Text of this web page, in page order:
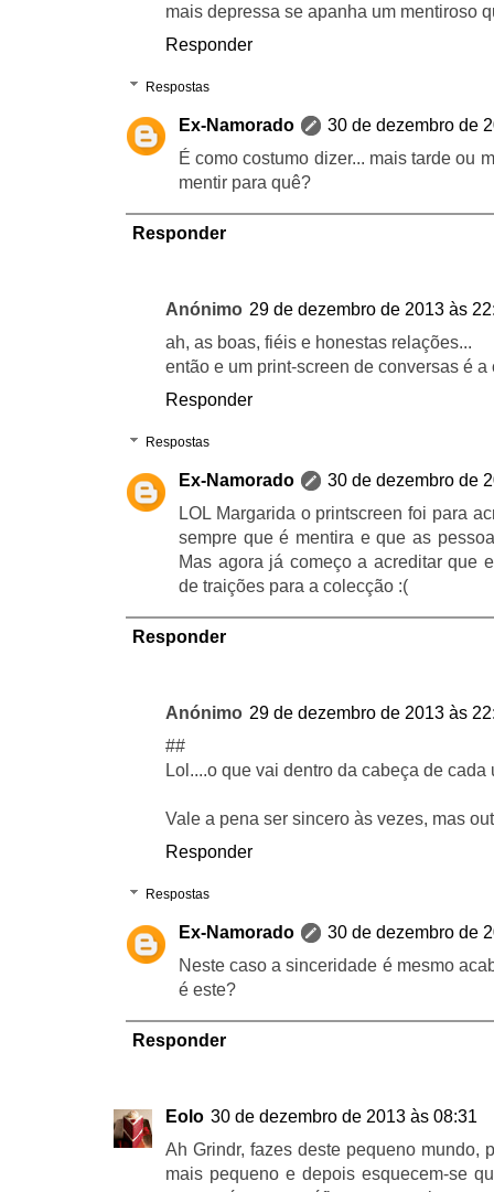
mais depressa se apanha um mentiroso
Responder
Respostas
Ex-Namorado
30 de dezembro de
É como costumo dizer... mais tarde ou
mentir para quê?
Responder
Anónimo 29 de dezembro de 2013 às
ah, as boas, fiéis e honestas relações...
então e um print-screen de conversas é
Responder
Respostas
Ex-Namorado
30 de dezembro de
LOL Margarida o printscreen foi para
sempre que é mentira e que as
Mas agora já começo a acreditar que
de traições para a colecção :(
Responder
Anónimo 29 de dezembro de 2013 às
##
Lol....o que vai dentro da cabeça de cada
Vale a pena ser sincero às vezes, mas
Responder
Respostas
Ex-Namorado
30 de dezembro de
Neste caso a sinceridade é mesmo
é este?
Responder
Eolo 30 de dezembro de 2013 às 08:31
Ah Grindr, fazes deste pequeno mundo,
mais pequeno e depois esquecem-se